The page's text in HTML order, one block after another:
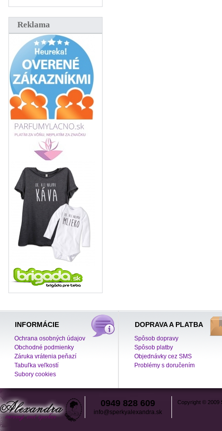
Reklama
INFORMÁCIE
Ochrana osobných údajov
Obchodné podmienky
Záruka vrátenia peňazí
Tabuľka veľkostí
Subory cookies
DOPRAVA A PLATBA
Spôsob dopravy
Spôsob platby
Objednávky cez SMS
Problémy s doručením
0949 828 609
info@sperkyalexandra.sk
Copyright © 2009